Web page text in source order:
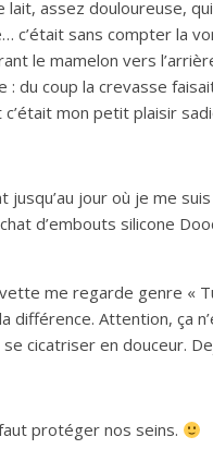
lait, assez douloureuse,
c’était sans compter la
le mamelon vers
: du coup la crevasse
mon petit plaisir
jour où je me
d’embouts silicone
me regarde genre «
différence. Attention, ça
cicatriser en douceur.
protéger nos seins.